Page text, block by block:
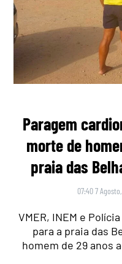
Paragem
morte de
praia das
07:40 7
VMER, INEM e
para a praia das
homem de 29 anos